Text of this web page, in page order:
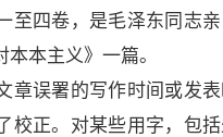
四卷，是毛泽东同志亲
本主义》一篇。
误署的写作时间或发表
校正。对某些用字，包